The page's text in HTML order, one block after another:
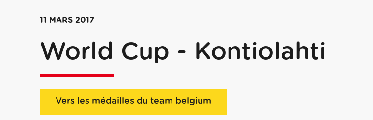
11 MARS 2017
World Cup - Kontiolahti
Vers les médailles du team belgium